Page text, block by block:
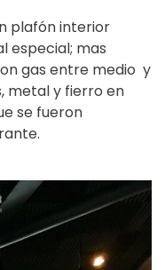
plafón interior
especial; mas
gas entre medio y
metal y fierro en
se fueron